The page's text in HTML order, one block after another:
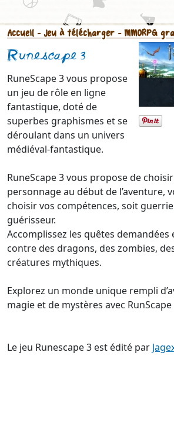
Accueil - Jeu à télécharger - MMORPG
Runescape 3
RuneScape 3 vous propose
un jeu de rôle en ligne
fantastique, doté de
superbes graphismes et se
déroulant dans un univers
médiéval-fantastique.
RuneScape 3 vous propose de
personnage au début de l’aventure,
choisir vos compétences, soit
guérisseur.
Accomplissez les quêtes demandées
contre des dragons, des zombies,
créatures mythiques.
Explorez un monde unique rempli
magie et de mystères avec RunScape
Le jeu Runescape 3 est édité par